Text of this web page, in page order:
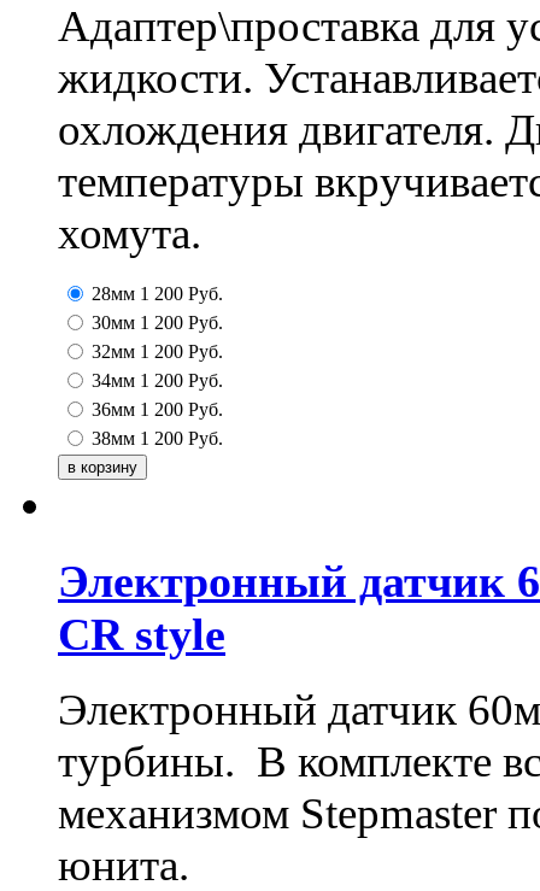
Адаптер\проставка для
жидкости.
охлождения двигателя.
температуры
хомута.
28мм 1 200 Руб.
30мм 1 200 Руб.
32мм 1 200 Руб.
34мм 1 200 Руб.
36мм 1 200 Руб.
38мм 1 200 Руб.
Электронный датчик
CR style
Электронный датчик
турбины. В комплекте
механизмом Stepmaster
юнита.